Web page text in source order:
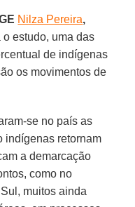
Nilza Pereira,
estudo, uma das
de indígenas
os movimentos de
se no país as
indígenas retornam
a demarcação
como no
muitos ainda